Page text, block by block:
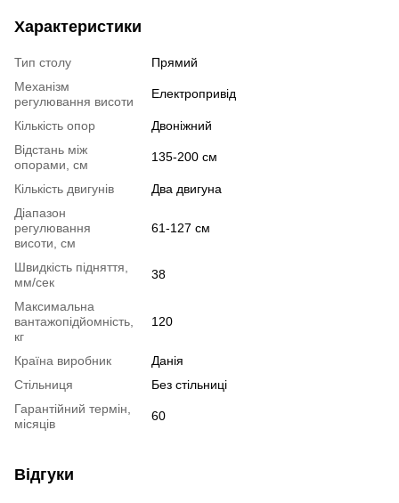
Характеристики
Тип столу
Прямий
Механізм
регулювання висоти
Електропривід
Кількість опор
Двоніжний
Відстань між
опорами, см
135-200 см
Кількість двигунів
Два двигуна
Діапазон
регулювання
висоти, см
61-127 см
Швидкість підняття,
мм/сек
38
Максимальна
вантажопідйомність,
кг
120
Країна виробник
Данія
Стільниця
Без стільниці
Гарантійний термін,
місяців
60
Відгуки